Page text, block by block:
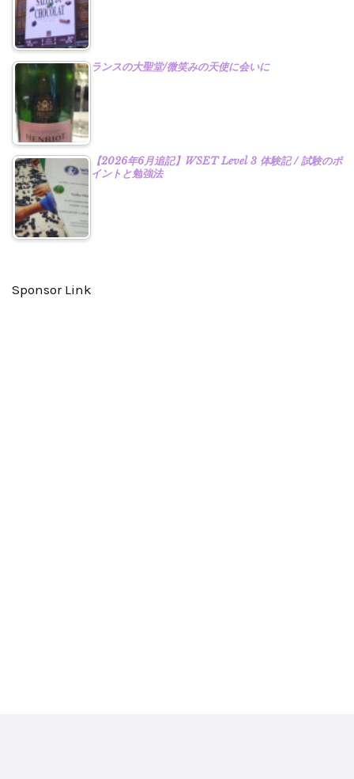
ランスの大聖堂/微笑みの天使に会いに
【2026年6月追記】WSET Level 3 体験記 / 試験のポ
イントと勉強法
Sponsor Link